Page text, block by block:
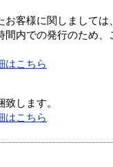
お客様に関しましては
間内での発行のため
はこちら
します。
はこちら